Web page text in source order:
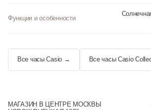
Функции и особенности
Все часы Casio → Все часы Casio
МАГАЗИН В ЦЕНТРЕ МОСКВЫ